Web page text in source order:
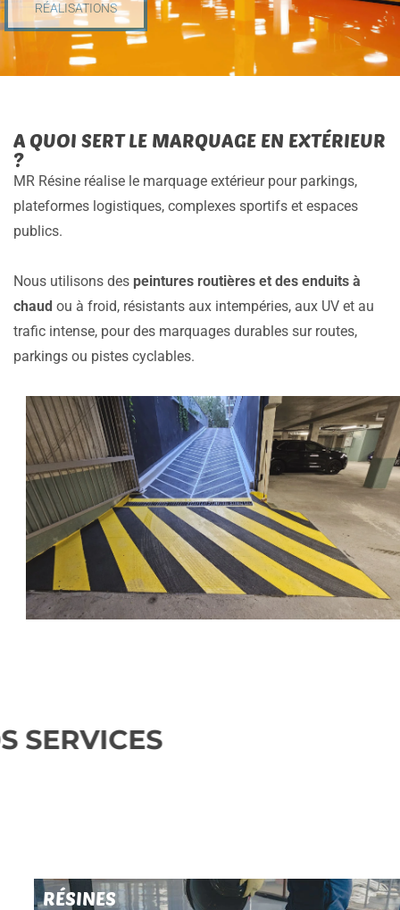
RÉALISATIONS
A QUOI SERT LE MARQUAGE EN EXTÉRIEUR
?
MR Résine réalise le marquage extérieur pour parkings,
plateformes logistiques, complexes sportifs et espaces
publics.
Nous utilisons des peintures routières et des enduits à
chaud ou à froid, résistants aux intempéries, aux UV et au
trafic intense, pour des marquages durables sur routes,
parkings ou pistes cyclables.
NOS SERVICES
RÉSINES